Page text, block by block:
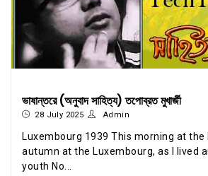
ভাষান্তরে (অনুবাদ সাহিত্য) তপোব্রত মুখার্জী
28 July 2025 Admin
Luxembourg 1939 This morning at the
autumn at the Luxembourg, as I lived
youth No...